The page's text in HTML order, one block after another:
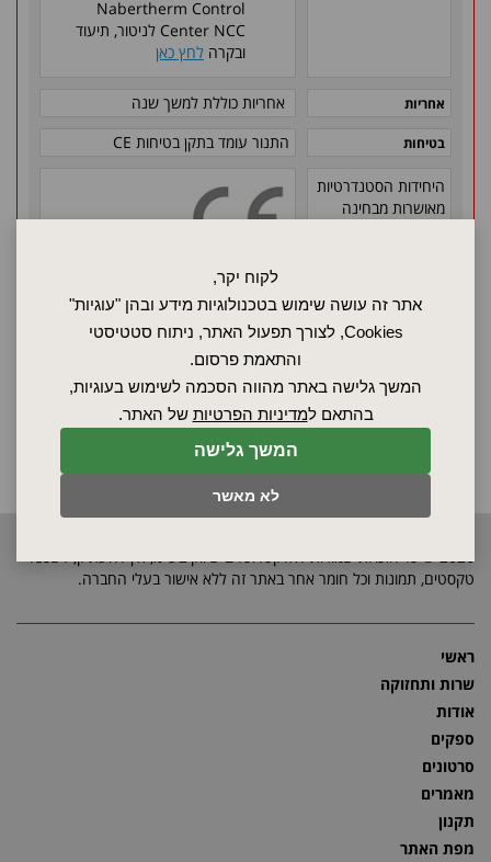
המשך גלישה
לא מאשר
לקוח יקר,
אתר זה עושה שימוש בטכנולוגיות מידע ובהן "עוגיות"
Cookies, לצורך תפעול האתר, ניתוח סטטיסטי
והתאמת פרסום.
המשך גלישה באתר מהווה הסכמה לשימוש בעוגיות,
בהתאם למדיניות הפרטיות של האתר.
Nabertherm Control
Center NCC לניטור, תיעוד
ובקרה לחץ כאן
אחריות אחריות כוללת למשך שנה
בטיחות התנור עומד בתקן בטיחות CE
היחידות הסטנדרטיות
מאושרות מבחינה
בקש הצעת מחיר
2026 © כל הזכויות שמורות לאלקטרוטרם שיווק בע"מ, אין להעתיק, לשכפל
טקסטים, תמונות וכל חומר אחר באתר זה ללא אישור בעלי החברה.
ראשי
שרות ותחזוקה
אודות
ספקים
סרטונים
מאמרים
תקנון
מפת האתר